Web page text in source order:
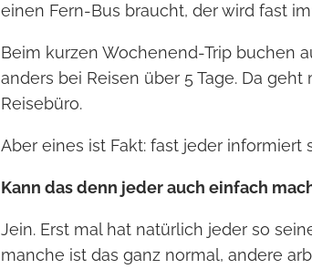
einen Fern-Bus braucht, der wird fast
Beim kurzen Wochenend-Trip buchen
anders bei Reisen über 5 Tage. Da
Reisebüro.
Aber eines ist Fakt: fast jeder
Kann das denn jeder auch einfach
Jein. Erst mal hat natürlich jeder so
manche ist das ganz normal, andere